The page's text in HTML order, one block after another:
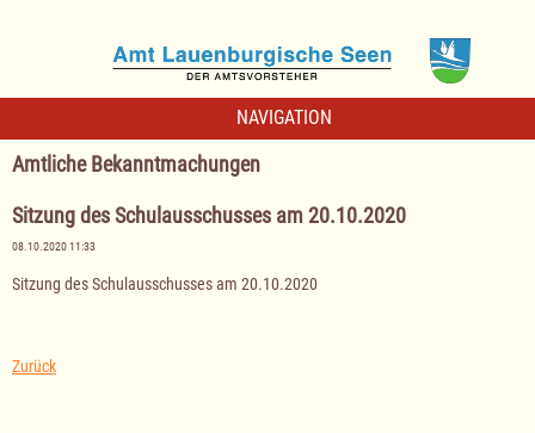
NAVIGATION
Amtliche Bekanntmachungen
Sitzung des Schulausschusses am 20.10.2020
08.10.2020 11:33
Sitzung des Schulausschusses am 20.10.2020
Zurück